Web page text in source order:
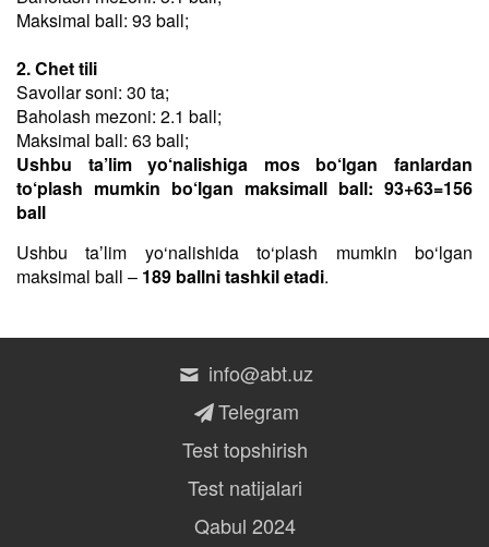
Maksimal ball: 93 ball;
2. Chet tili
Savollar soni: 30 ta;
Baholash mezoni: 2.1 ball;
Maksimal ball: 63 ball;
Ushbu ta’lim yo‘nalishiga mos bo‘lgan fanlardan
to‘plash mumkin bo‘lgan maksimall ball: 93+63=156
ball
Ushbu taʼlim yo‘nalishida to‘plash mumkin bo‘lgan
maksimal ball – 189 ballni tashkil etadi.
info@abt.uz
Telegram
Test topshirish
Test natijalari
Qabul 2024